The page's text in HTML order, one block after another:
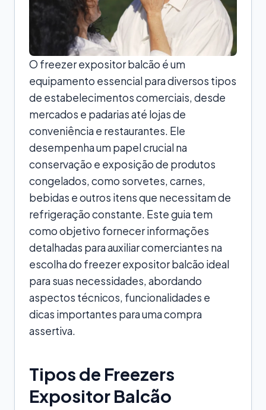
O freezer expositor balcão é um
equipamento essencial para diversos tipos
de estabelecimentos comerciais, desde
mercados e padarias até lojas de
conveniência e restaurantes. Ele
desempenha um papel crucial na
conservação e exposição de produtos
congelados, como sorvetes, carnes,
bebidas e outros itens que necessitam de
refrigeração constante. Este guia tem
como objetivo fornecer informações
detalhadas para auxiliar comerciantes na
escolha do freezer expositor balcão ideal
para suas necessidades, abordando
aspectos técnicos, funcionalidades e
dicas importantes para uma compra
assertiva.
Tipos de Freezers
Expositor Balcão